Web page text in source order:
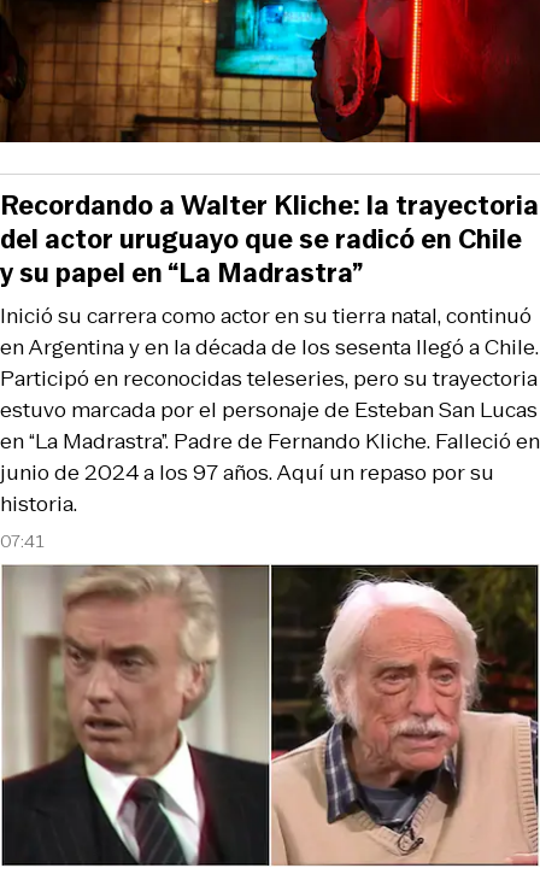
07:41
Inició su carrera como actor en su tierra natal, continuó
en Argentina y en la década de los sesenta llegó a Chile.
Participó en reconocidas teleseries, pero su trayectoria
estuvo marcada por el personaje de Esteban San Lucas
en “La Madrastra”. Padre de Fernando Kliche. Falleció en
junio de 2024 a los 97 años. Aquí un repaso por su
historia.
Recordando a Walter Kliche: la trayectoria
del actor uruguayo que se radicó en Chile
y su papel en “La Madrastra”